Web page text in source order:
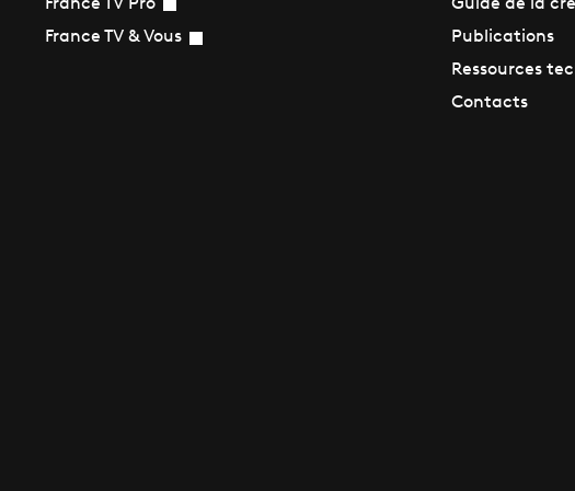
France TV Pro
France TV & Vous
Guide de la
Publications
Ressources
Contacts